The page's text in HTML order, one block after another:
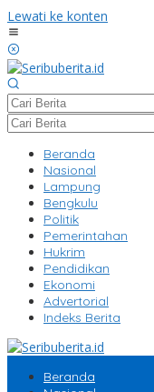
Lewati ke konten
Beranda
Nasional
Lampung
Bengkulu
Politik
Pemerintahan
Hukrim
Pendidikan
Ekonomi
Advertorial
Indeks Berita
Beranda